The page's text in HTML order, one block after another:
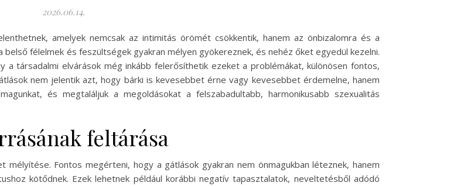
2026.06.14.
amelyek nemcsak az intimitás örömét csökkentik, hanem az önbizalomra és a
félelmek és feszültségek gyakran mélyen gyökereznek, és nehéz őket egyedül kezelni.
a társadalmi elvárások még inkább felerősíthetik ezeket a problémákat, különösen fontos,
nem jelentik azt, hogy bárki is kevesebbet érne vagy kevesebbet érdemelne, hanem
és megtaláljuk a megoldásokat a felszabadultabb, harmonikusabb szexualitás
feltárása
Fontos megérteni, hogy a gátlások gyakran nem önmagukban léteznek, hanem
kötődnek. Ezek lehetnek például korábbi negatív tapasztalatok, neveltetésből adódó